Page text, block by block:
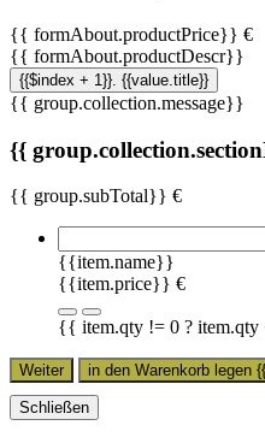
{{ formAbout.productPrice}} €
{{ formAbout.productDescr}}
{{$index + 1}}. {{value.title}}
{{ group.collection.message}}
{{
{{ group.subTotal}} €
{{item.name}}
{{item.price}} €
{{ item.qty != 0 ?
Weiter in den Warenkorb legen
Schließen